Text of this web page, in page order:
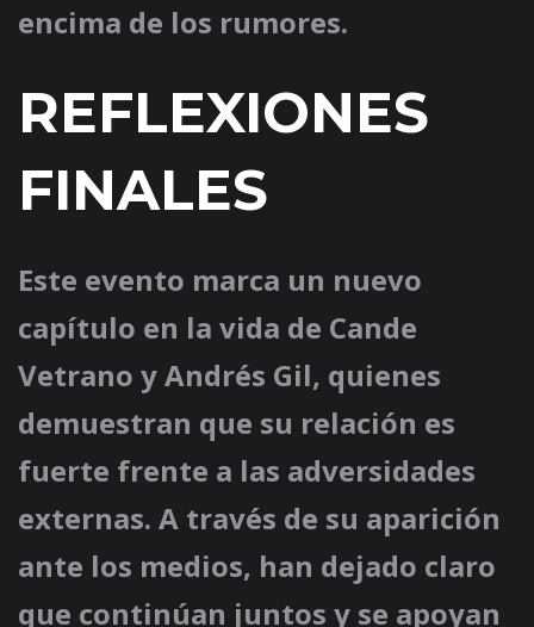
encima de los rumores.
REFLEXIONES
FINALES
Este evento marca un nuevo
capítulo en la vida de Cande
Vetrano y Andrés Gil, quienes
demuestran que su relación es
fuerte frente a las adversidades
externas. A través de su aparición
ante los medios, han dejado claro
que continúan juntos y se apoyan